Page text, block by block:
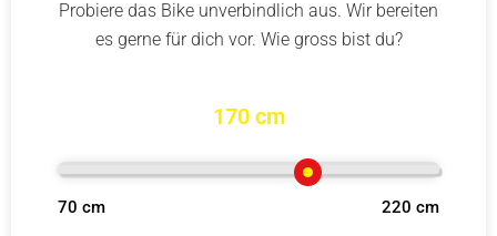
Probiere das Bike unverbindlich aus. Wir bereiten
es gerne für dich vor. Wie gross bist du?
170 cm
70 cm 220 cm